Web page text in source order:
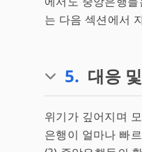
는 다음 섹션에서
5. 대응
위기가 깊어지며
은행이 얼마나 빠